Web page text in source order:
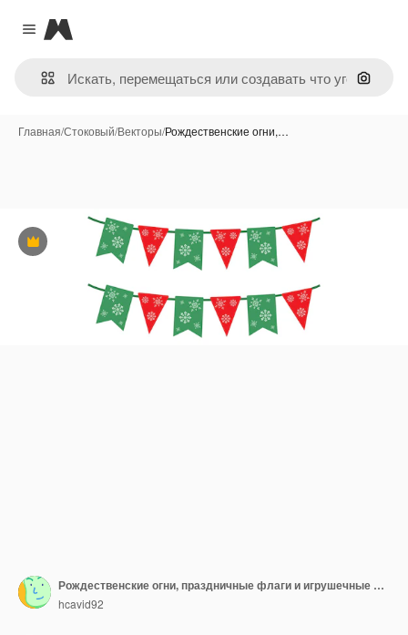
Close menu
Magnific
Поиск
Главная/Стоковый/Векторы/Рождественские огни,…
Премиум
Рождественские огни, праздничные флаги и игрушечные украшения Векторная иллюстрация плоская С Новым годом
hcavid92